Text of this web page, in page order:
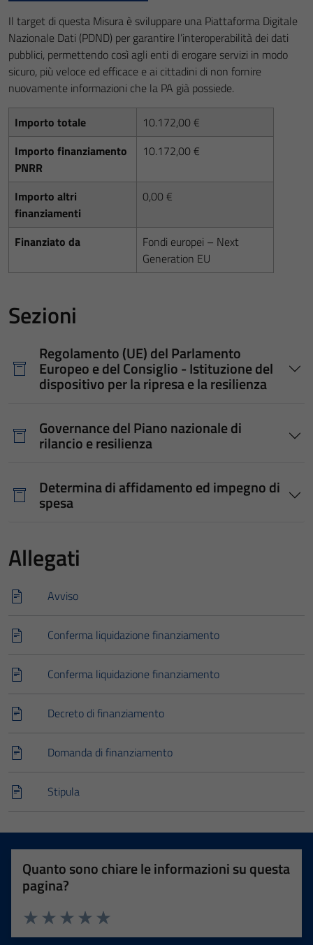
Il target di questa Misura è sviluppare una Piattaforma Digitale
Nazionale Dati (PDND) per garantire l’interoperabilità dei dati
pubblici, permettendo così agli enti di erogare servizi in modo
sicuro, più veloce ed efficace e ai cittadini di non fornire
nuovamente informazioni che la PA già possiede.
Importo totale
10.172,00 €
Importo finanziamento
PNRR
10.172,00 €
Importo altri
finanziamenti
0,00 €
Finanziato da
Fondi europei – Next
Generation EU
Sezioni
Regolamento (UE) del Parlamento
Europeo e del Consiglio - Istituzione del
dispositivo per la ripresa e la resilienza
Governance del Piano nazionale di
rilancio e resilienza
Determina di affidamento ed impegno di
spesa
Allegati
Avviso
Conferma liquidazione finanziamento
Conferma liquidazione finanziamento
Decreto di finanziamento
Domanda di finanziamento
Stipula
Quanto sono chiare le informazioni su questa
pagina?
Valuta 5 stelle su 5
Valuta 4 stelle su 5
Valuta 3 stelle su 5
Valuta 2 stelle su 5
Valuta 1 stelle su 5